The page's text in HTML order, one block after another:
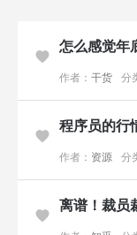
怎么感觉年
作者： 干货 分
程序员的行
作者： 资源 分
离谱！裁员